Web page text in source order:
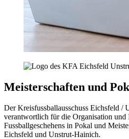
Meisterschaften und
Der Kreisfussballausschuss Eichsfeld /
verantwortlich für die Organisation und
Fussballgeschehens in Pokal und
Eichsfeld und Unstrut-Hainich.